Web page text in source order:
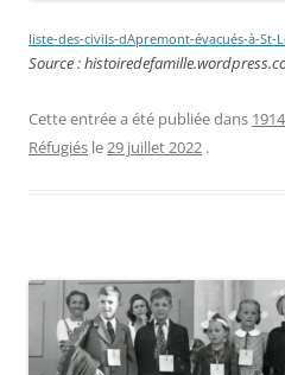
liste-des-civils-dApremont-évacués-à-St-
Source :
Cette entrée a été publiée dans
Réfugiés le29 juillet 2022 .